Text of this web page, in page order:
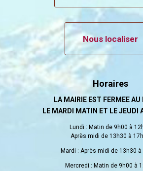
Nous localiser
Horaires
LA MAIRIE EST FERMEE
LE MARDI MATIN ET LE JEUDI
Lundi : Matin de 9h00 à
Après midi de 13h30 à
Mardi : Après midi de 13h30 à
Mercredi : Matin de 9h00 à